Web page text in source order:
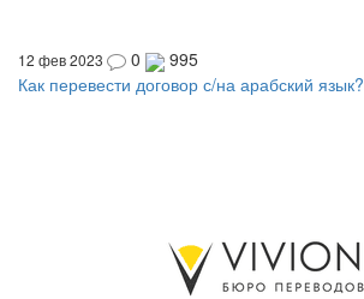
12 фев 2023 0
995
Как перевести договор с/на арабский язык?